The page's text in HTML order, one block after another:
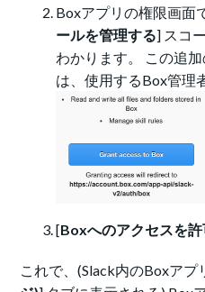
Boxアプリの権限画面
ールを管理する] スコ
わかります。 この追
は、使用するBox管理
[Boxへのアクセスを
これで、(Slack内のBoxアプ